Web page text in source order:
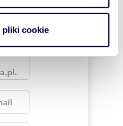
i
partnerom
z innymi danymi
podczas
pliki cookie